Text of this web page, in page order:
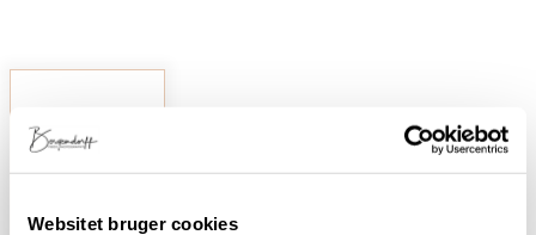
Websitet bruger cookies
Velkommen
til
Food